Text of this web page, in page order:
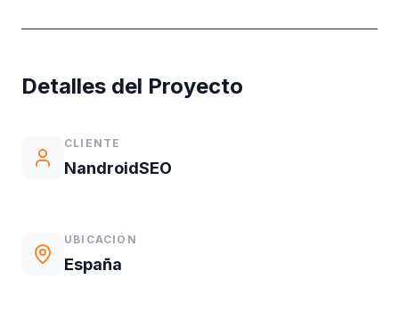
Detalles del Proyecto
CLIENTE
NandroidSEO
UBICACIÓN
España